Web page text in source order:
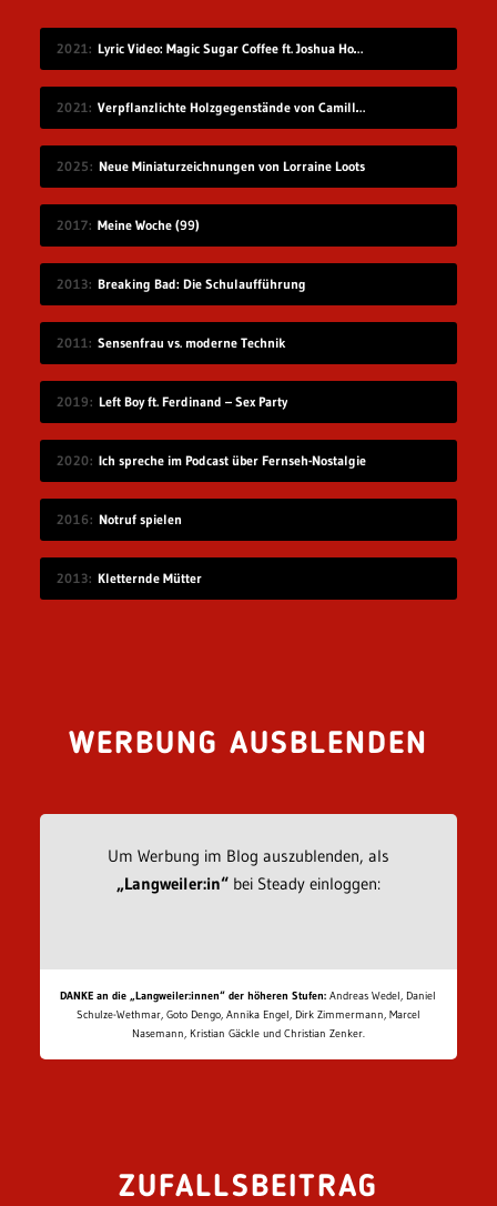
2021 Lyric Video: Magic Sugar Coffee ft. Joshua Howlett – „Blkout“
2021 Verpflanzlichte Holzgegenstände von Camille Kachani
2025 Neue Miniaturzeichnungen von Lorraine Loots
2017 Meine Woche (99)
2013 Breaking Bad: Die Schulaufführung
2011 Sensenfrau vs. moderne Technik
2019 Left Boy ft. Ferdinand – Sex Party
2020 Ich spreche im Podcast über Fernseh-Nostalgie
2016 Notruf spielen
2013 Kletternde Mütter
WERBUNG AUSBLENDEN
Um Werbung im Blog auszublenden, als
„Langweiler:in“bei Steady einloggen:
DANKE an die „Langweiler:innen“ der höheren Stufen: Andreas Wedel, Daniel
Schulze-Wethmar, Goto Dengo, Annika Engel, Dirk Zimmermann, Marcel
Nasemann, Kristian Gäckle und Christian Zenker.
ZUFALLSBEITRAG